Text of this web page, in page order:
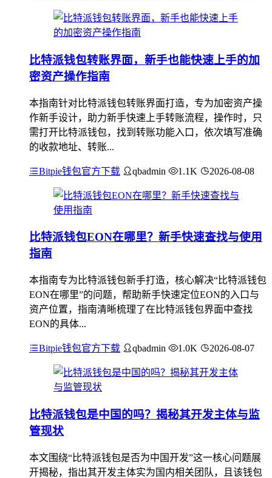
比特派钱包转账界面，新手也能快速上手的加
密资产操作指南
本指南针对比特派钱包转账界面打造，专为加密资产操
作新手设计，助力新手快速上手转账流程，操作时，只
需打开比特派钱包，找到转账功能入口，依次填写准确
的收款地址、转账...
Bitpie钱包官方下载 qbadmin 1.1K 2026-08-08
比特派钱包EON在哪里？新手快速查找与使用
指南
本指南专为比特派钱包新手打造，核心解决“比特派钱包
EON在哪里”的问题，帮助新手快速定位EON的入口与
资产位置，指南清晰梳理了在比特派钱包界面中查找
EON的具体...
Bitpie钱包官方下载 qbadmin 1.0K 2026-08-07
比特派钱包是中国的吗？揭秘其开发主体与监
管现状
本文围绕“比特派钱包是否为中国开发”这一核心问题展
开揭秘，指出其开发主体实为国内相关团队，且该钱包